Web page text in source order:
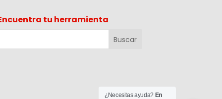
tu herramienta
¿Necesitas ayuda? En